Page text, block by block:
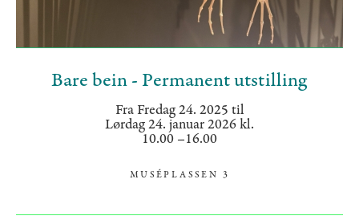
Bare bein - Permanent utstilling
Fra Fredag 24. 2025 til
Lørdag 24. januar 2026 kl.
10.00 –16.00
MUSÉPLASSEN 3